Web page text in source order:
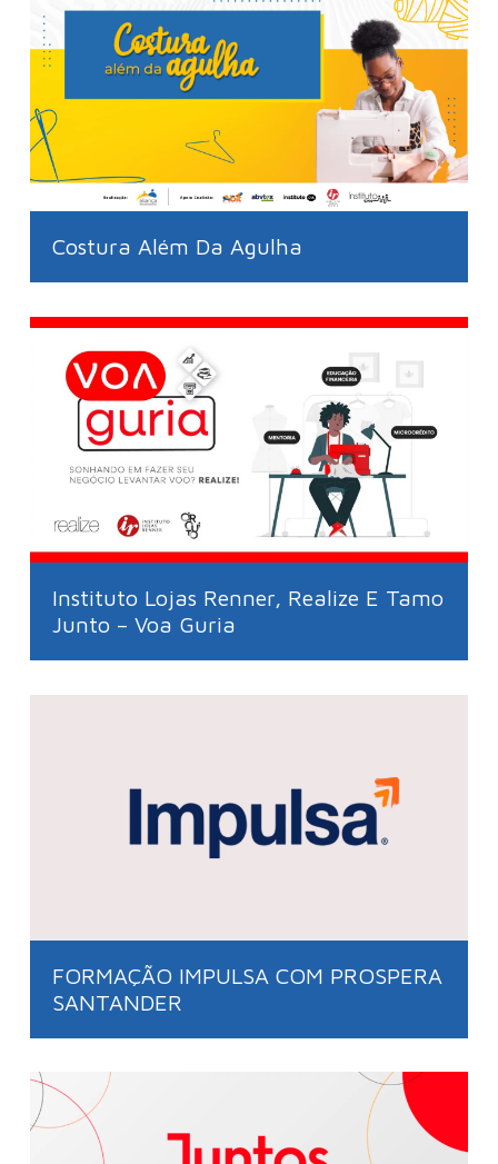
Costura Além Da Agulha
Instituto Lojas Renner, Realize E Tamo
Junto – Voa Guria
FORMAÇÃO IMPULSA COM PROSPERA
SANTANDER